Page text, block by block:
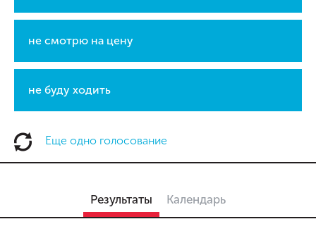
не смотрю на цену
не буду ходить
Еще одно голосование
Результаты Календарь